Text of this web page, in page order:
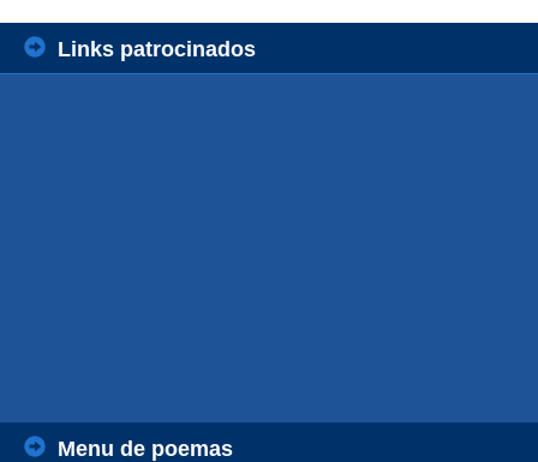
Links patrocinados
Menu de poemas